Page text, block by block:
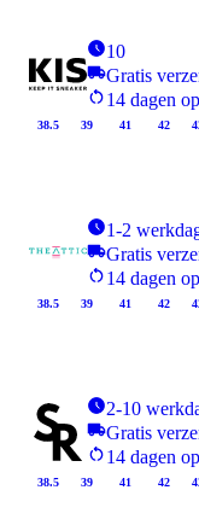
10
Gratis
14 dagen
38.5 39 41 42
1-2
Gratis
14 dagen
38.5 39 41 42
2-10
Gratis
14 dagen
38.5 39 41 42